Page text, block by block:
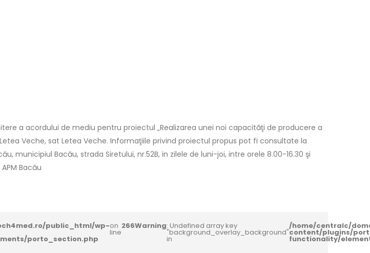
a acordului de mediu pentru proiectul „Realizarea unei noi capacităţi de producere a
Veche, sat Letea Veche. Informaţiile privind proiectul propus pot fi consultate la
municipiul Bacău, strada Siretului, nr.52B, in zilele de luni-joi, intre orele 8.00-16.30 şi
Bacău
public_html/wp-
porto_section.php
on
line
266Warning: Undefined array key
"background_overlay_background"
in
/home/centralc/
content/plugins/
functionality/